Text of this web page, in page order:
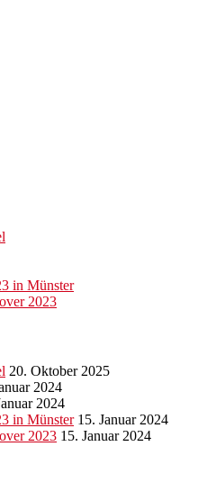
in Münster
2023
20. Oktober 2025
2024
2024
in Münster 15. Januar 2024
2023 15. Januar 2024